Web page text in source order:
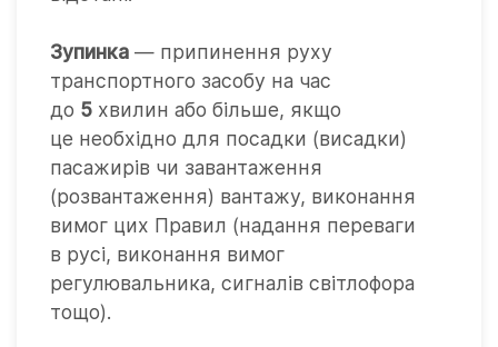
Зупинка — припинення руху
транспортного засобу на час
до 5 хвилин або більше, якщо
це необхідно для посадки (висадки)
пасажирів чи завантаження
(розвантаження) вантажу, виконання
вимог цих Правил (надання переваги
в русі, виконання вимог
регулювальника, сигналів світлофора
тощо).